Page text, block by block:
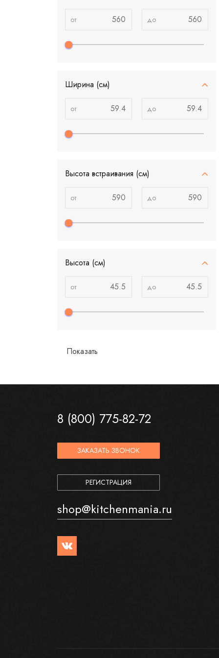
Ширина (см)
Высота встраивания (см)
Высота (см)
8 (800) 775-82-72
ЗАКАЗАТЬ ЗВОНОК
РЕГИСТРАЦИЯ
shop@kitchenmania.ru